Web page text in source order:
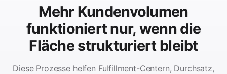
Mehr Kundenvolumen
funktioniert nur, wenn die
Fläche strukturiert bleibt
Diese Prozesse helfen Fulfillment-Centern, Durchsatz,